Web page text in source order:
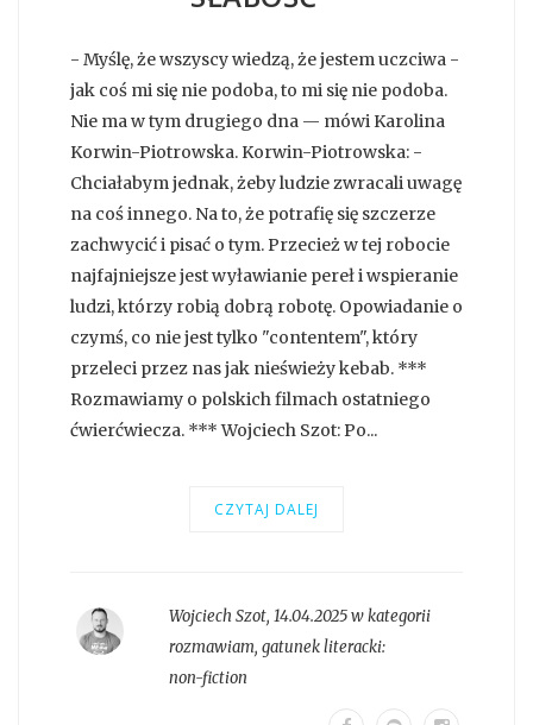
- Myślę, że wszyscy wiedzą, że jestem uczciwa -
jak coś mi się nie podoba, to mi się nie podoba.
Nie ma w tym drugiego dna — mówi Karolina
Korwin-Piotrowska. Korwin-Piotrowska: -
Chciałabym jednak, żeby ludzie zwracali uwagę
na coś innego. Na to, że potrafię się szczerze
zachwycić i pisać o tym. Przecież w tej robocie
najfajniejsze jest wyławianie pereł i wspieranie
ludzi, którzy robią dobrą robotę. Opowiadanie o
czymś, co nie jest tylko "contentem", który
przeleci przez nas jak nieświeży kebab. ***
Rozmawiamy o polskich filmach ostatniego
ćwierćwiecza. *** Wojciech Szot: Po...
CZYTAJ DALEJ
Wojciech Szot, 14.04.2025 w kategorii
rozmawiam, gatunek literacki:
non-fiction